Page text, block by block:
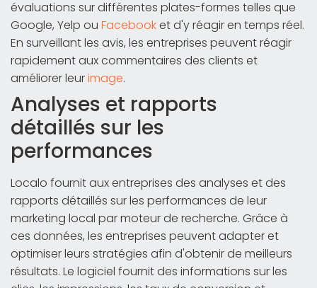
évaluations sur différentes plates-formes telles que
Google, Yelp ou Facebooket d'y réagir en temps réel.
En surveillant les avis, les entreprises peuvent réagir
rapidement aux commentaires des clients et
améliorer leurimage.
Analyses et rapports
détaillés sur les
performances
Localo fournit aux entreprises des analyses et des
rapports détaillés sur les performances de leur
marketing local par moteur de recherche. Grâce à
ces données, les entreprises peuvent adapter et
optimiser leurs stratégies afin d'obtenir de meilleurs
résultats. Le logiciel fournit des informations sur les